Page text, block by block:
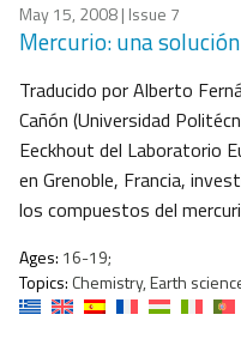
May 15, 2008| Issue 7
Mercurio: una
Traducido por Alberto
Cañón (Universidad
Eeckhout del Laboratorio
en Grenoble, Francia,
los compuestos del
Ages: 16-19;
Topics: Chemistry, Earth